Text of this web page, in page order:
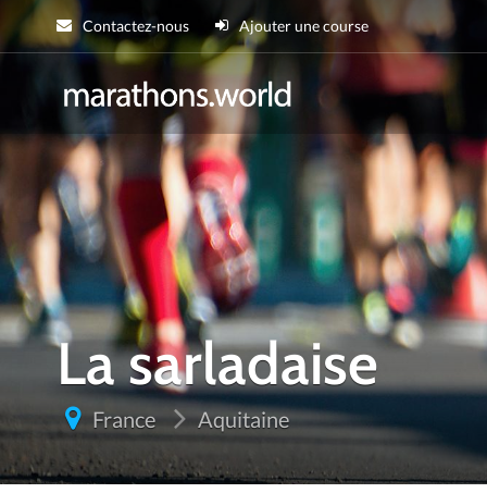
Contactez-nous Ajouter une course
La sarladaise
France Aquitaine